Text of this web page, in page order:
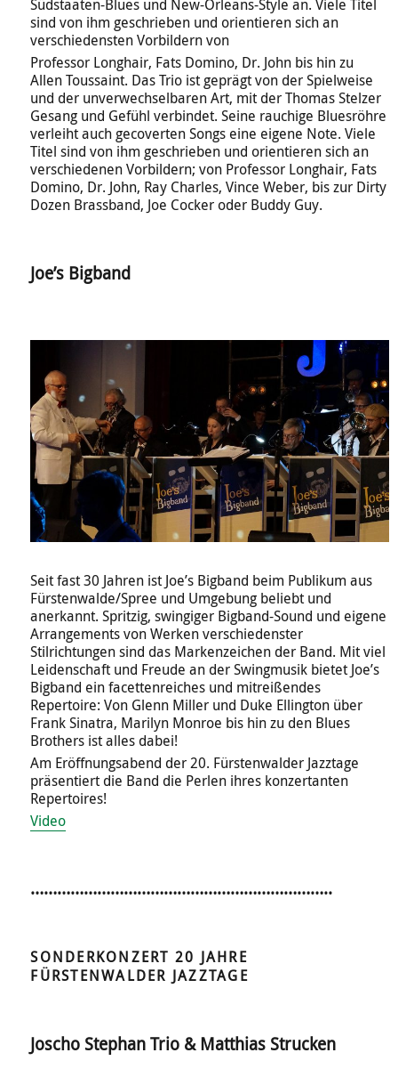
Südstaaten-Blues und New-Orleans-Style an. Viele Titel
sind von ihm geschrieben und orientieren sich an
verschiedensten Vorbildern von
Professor Longhair, Fats Domino, Dr. John bis hin zu
Allen Toussaint. Das Trio ist geprägt von der Spielweise
und der unverwechselbaren Art, mit der Thomas Stelzer
Gesang und Gefühl verbindet. Seine rauchige Bluesröhre
verleiht auch gecoverten Songs eine eigene Note. Viele
Titel sind von ihm geschrieben und orientieren sich an
verschiedenen Vorbildern; von Professor Longhair, Fats
Domino, Dr. John, Ray Charles, Vince Weber, bis zur Dirty
Dozen Brassband, Joe Cocker oder Buddy Guy.
Joe’s Bigband
Seit fast 30 Jahren ist Joe’s Bigband beim Publikum aus
Fürstenwalde/Spree und Umgebung beliebt und
anerkannt. Spritzig, swingiger Bigband-Sound und eigene
Arrangements von Werken verschiedenster
Stilrichtungen sind das Markenzeichen der Band. Mit viel
Leidenschaft und Freude an der Swingmusik bietet Joe’s
Bigband ein facettenreiches und mitreißendes
Repertoire: Von Glenn Miller und Duke Ellington über
Frank Sinatra, Marilyn Monroe bis hin zu den Blues
Brothers ist alles dabei!
Am Eröffnungsabend der 20. Fürstenwalder Jazztage
präsentiert die Band die Perlen ihres konzertanten
Repertoires!
Video
…………………………………………………………..
SONDERKONZERT 20 JAHRE
FÜRSTENWALDER JAZZTAGE
Joscho Stephan Trio & Matthias Strucken